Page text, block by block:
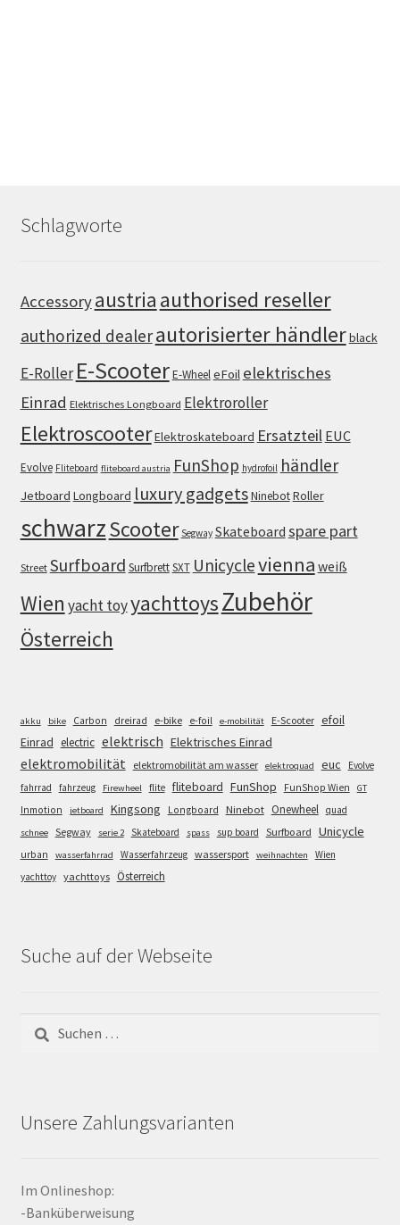
Schlagworte
Accessoryaustria authorised reseller
authorized dealerautorisierter händlerblack
E-Roller E-ScooterE-WheeleFoil elektrisches
Einrad Elektrisches Longboard Elektroroller
ElektroscooterElektroskateboard Ersatzteil EUC
Evolve Fliteboard fliteboard austria FunShop hydrofoil händler
Jetboard Longboard luxury gadgetsNinebotRoller
schwarzScooter Segway Skateboard spare part
Street Surfboard SurfbrettSXT Unicyclevienna weiß
Wien yacht toyyachttoysZubehör
Österreich
akku bike Carbon dreirad e-bike e-foil e-mobilität E-Scooter efoil
Einrad electric elektrisch Elektrisches Einrad
elektromobilität elektromobilität am wasser elektroquad euc
Evolve
fahrrad
fahrzeug Firewheel flite fliteboard FunShop FunShop Wien GT
Inmotion jetboard Kingsong Longboard Ninebot Onewheel quad
schnee Segway serie 2 Skateboard spass sup board Surfboard Unicycle
urban wasserfahrrad Wasserfahrzeug wassersport weihnachten
Wien
yachttoy yachttoys Österreich
Suche auf der Webseite
nach:
Unsere Zahlungsvarianten
Im Onlineshop:
-Banküberweisung